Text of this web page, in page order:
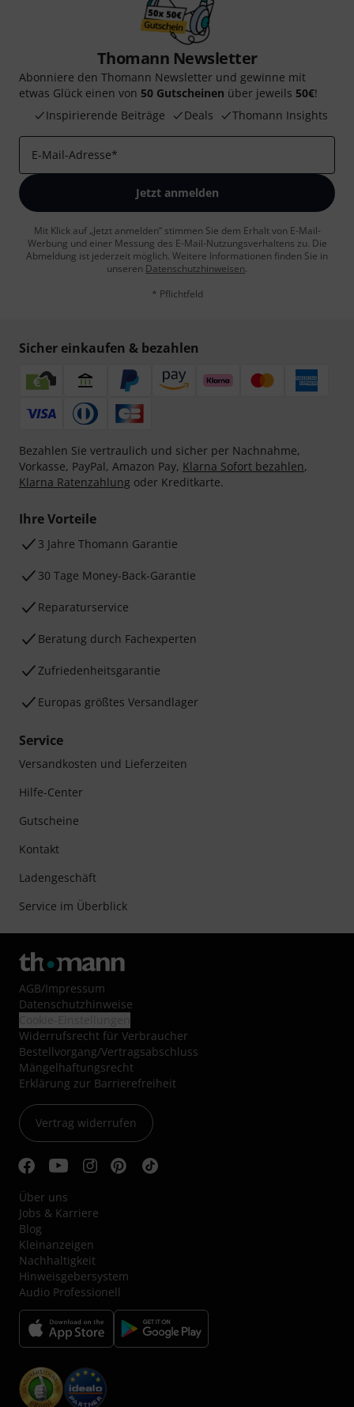
Thomann Newsletter
Abonniere den Thomann Newsletter und gewinne mit
etwas Glück einen von 50 Gutscheinen über jeweils 50€!
Inspirierende Beiträge
Deals Thomann Insights
E-Mail-Adresse*
Jetzt anmelden
Mit Klick auf „Jetzt anmelden“ stimmen Sie dem Erhalt von E-Mail-
Werbung und einer Messung des E-Mail-Nutzungsverhaltens zu. Die
Abmeldung ist jederzeit möglich. Weitere Informationen finden Sie in
unseren Datenschutzhinweisen.
* Pflichtfeld
Sicher einkaufen & bezahlen
Bezahlen Sie vertraulich und sicher per Nachnahme,
Vorkasse, PayPal, Amazon Pay, Klarna Sofort bezahlen,
Klarna Ratenzahlung oder Kreditkarte.
Ihre Vorteile
3 Jahre Thomann Garantie
30 Tage Money-Back-Garantie
Reparaturservice
Beratung durch Fachexperten
Zufriedenheitsgarantie
Europas größtes Versandlager
Service
Versandkosten und Lieferzeiten
Hilfe-Center
Gutscheine
Kontakt
Ladengeschäft
Service im Überblick
AGB/Impressum
Datenschutzhinweise
Widerrufsrecht für Verbraucher
Bestellvorgang/Vertragsabschluss
Mängelhaftungsrecht
Erklärung zur Barrierefreiheit
Vertrag widerrufen
Über uns
Jobs & Karriere
Blog
Kleinanzeigen
Nachhaltigkeit
Hinweisgebersystem
Audio Professionell